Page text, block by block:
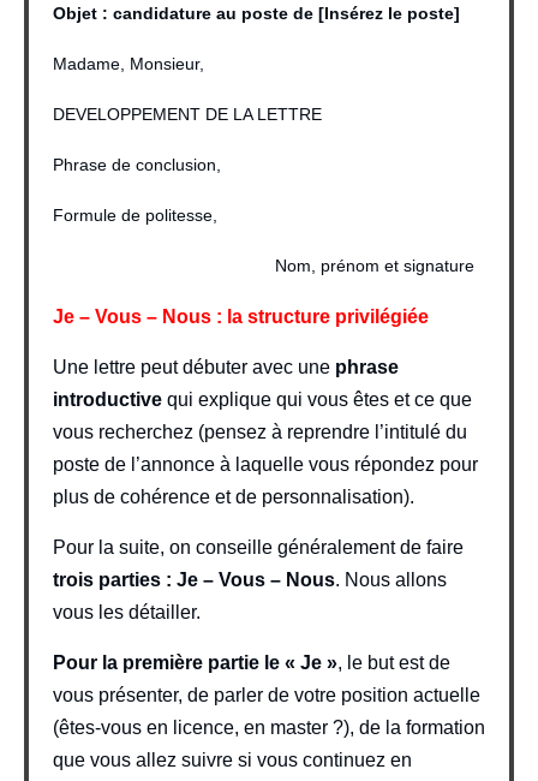
Objet : candidature au poste de [Insérez le poste]
Madame, Monsieur,
DEVELOPPEMENT DE LA LETTRE
Phrase de conclusion,
Formule de politesse,
Nom, prénom et signature
Je – Vous – Nous : la structure privilégiée
Une lettre peut débuter avec une phrase
introductive qui explique qui vous êtes et ce que
vous recherchez (pensez à reprendre l’intitulé du
poste de l’annonce à laquelle vous répondez pour
plus de cohérence et de personnalisation).
Pour la suite, on conseille généralement de faire
trois parties : Je – Vous – Nous. Nous allons
vous les détailler.
Pour la première partie le « Je », le but est de
vous présenter, de parler de votre position actuelle
(êtes-vous en licence, en master ?), de la formation
que vous allez suivre si vous continuez en